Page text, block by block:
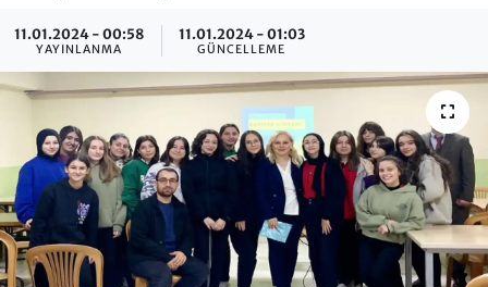
11.01.2024 - 00:58
YAYINLANMA
11.01.2024 - 01:03
GÜNCELLEME